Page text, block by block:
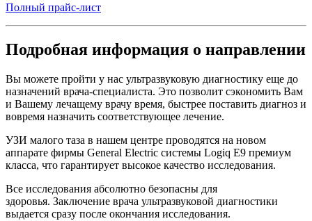
Полный прайс-лист
Подробная информация о направлении
Вы можете пройти у нас ультразвуковую диагностику еще до
назначений врача-специалиста. Это позволит сэкономить Вам
и Вашему лечащему врачу время, быстрее поставить диагноз и
вовремя назначить соответствующее лечение.
УЗИ малого таза в нашем центре проводятся на новом
аппарате фирмы General Electric системы Logiq Е9 премиум
класса, что гарантирует высокое качество исследования.
Все исследования абсолютно безопасны для
здоровья. Заключение врача ультразвуковой диагностики
выдается сразу после окончания исследования.